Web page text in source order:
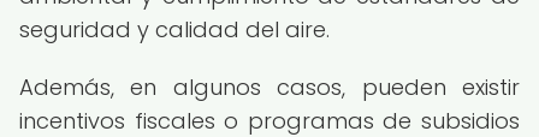
seguridad y calidad del aire.
Además, en algunos casos, pueden existir
incentivos fiscales o programas de subsidios